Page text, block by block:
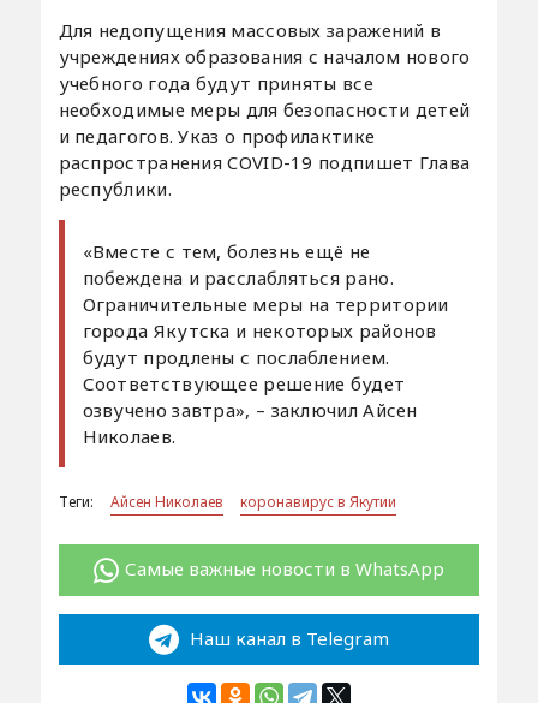
Для недопущения массовых заражений в
учреждениях образования с началом нового
учебного года будут приняты все
необходимые меры для безопасности детей
и педагогов. Указ о профилактике
распространения COVID-19 подпишет Глава
республики.
«Вместе с тем, болезнь ещё не
побеждена и расслабляться рано.
Ограничительные меры на территории
города Якутска и некоторых районов
будут продлены с послаблением.
Соответствующее решение будет
озвучено завтра», – заключил Айсен
Николаев.
Теги: Айсен Николаев коронавирус в Якутии
Самые важные новости в WhatsApp
Наш канал в Telegram